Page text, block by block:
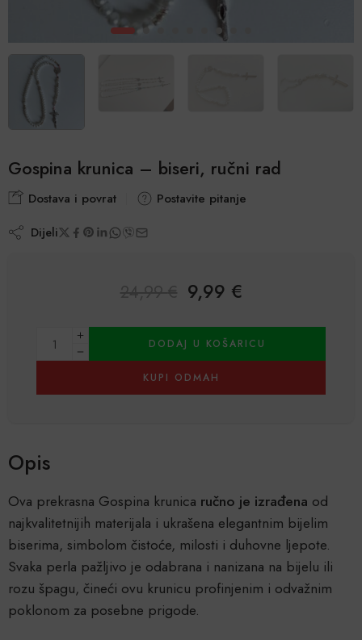
Gospina krunica – biseri, ručni rad
Dostava i povrat Postavite pitanje
Dijeli
9,99 €
DODAJ U KOŠARICU
KUPI ODMAH
Alternative:
Opis
Ova prekrasna Gospina krunica ručno je izrađena od
najkvalitetnijih materijala i ukrašena elegantnim bijelim
biserima, simbolom čistoće, milosti i duhovne ljepote.
Svaka perla pažljivo je odabrana i nanizana na bijelu ili
rozu špagu, čineći ovu krunicu profinjenim i odvažnim
poklonom za posebne prigode.